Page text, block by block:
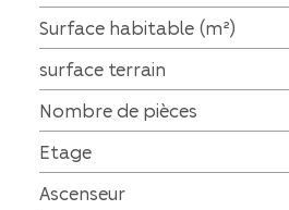
Surface habitable (m²)
surface terrain
Nombre de pièces
Etage
Ascenseur